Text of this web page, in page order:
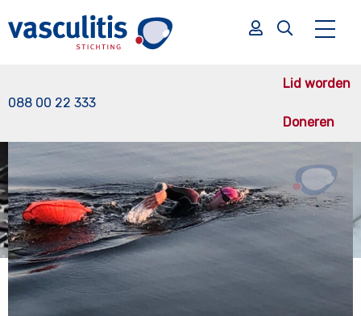
088 00 22 333
Lid worden
Doneren
Zoek